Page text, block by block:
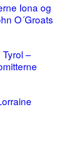
Iona og
O´Groats
–